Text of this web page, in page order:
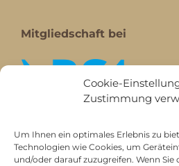
Cookie-
Zustimmung
Um Ihnen ein optimales Erlebnis zu
Technologien wie Cookies, um
und/oder darauf zuzugreifen. Wenn Sie
Mitgliedschaft bei